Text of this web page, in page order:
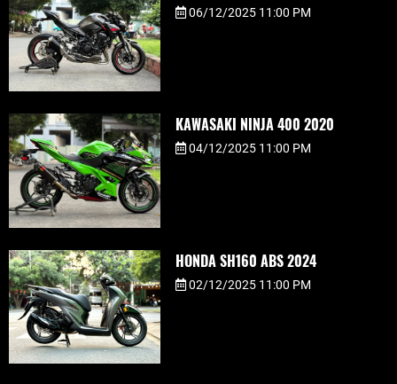
06/12/2025 11:00 PM
KAWASAKI NINJA 400 2020
04/12/2025 11:00 PM
HONDA SH160 ABS 2024
02/12/2025 11:00 PM